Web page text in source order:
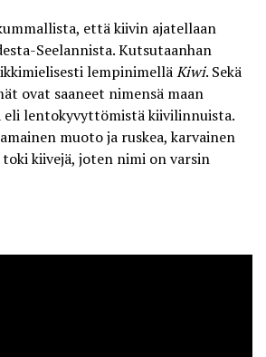
että kiivin ajatellaan
Seelannista. Kutsutaanhan
lempinimelläKiwi. Sekä
ovat saaneet nimensä maan
eli lentokyvyttömistä kiivilinnuista.
muoto ja ruskea, karvainen
kiivejä, joten nimi on varsin